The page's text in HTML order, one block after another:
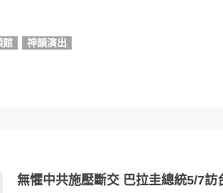
館 神韻演出
無懼中共施壓斷交 巴拉圭總統5/7訪